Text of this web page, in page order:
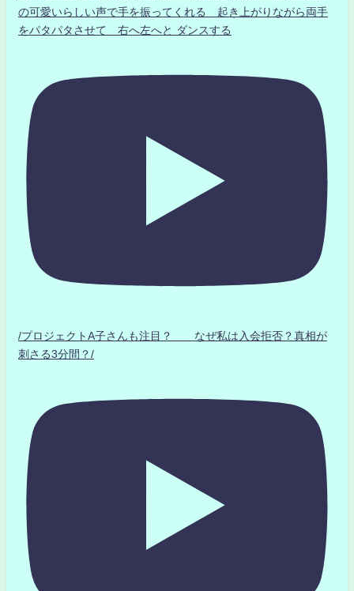
の可愛いらしい声で手を振ってくれる 起き上がりながら両手
をパタパタさせて 右へ左へと ダンスする
/プロジェクトA子さんも注目？ なぜ私は入会拒否？真相が
刺さる3分間？/